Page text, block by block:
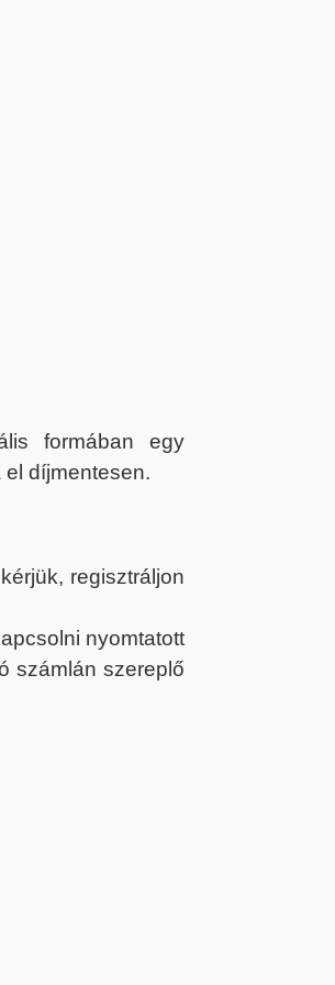
formában egy
díjmentesen.
regisztráljon
nyomtatott
számlán szereplő